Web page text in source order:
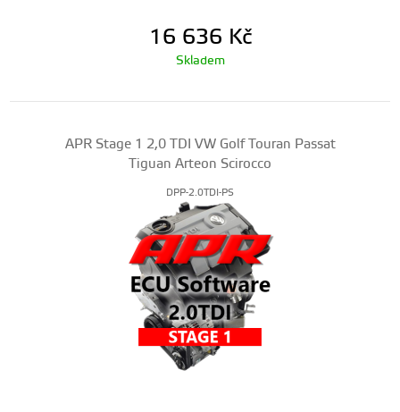
16 636 Kč
Skladem
APR Stage 1 2,0 TDI VW Golf Touran Passat
Tiguan Arteon Scirocco
DPP-2.0TDI-PS